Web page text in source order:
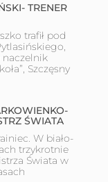
TRENER
trafił pod
naczelnik
Szczęsny
ŚWIATA
W biało-
trzykrotnie
Świata w